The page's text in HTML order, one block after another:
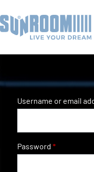
Username or email
Password *